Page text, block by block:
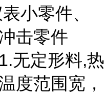
小零件、
击零件
定形料,热
度范围宽，